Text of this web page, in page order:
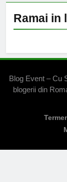
Ramai in
Blog Event – Cu
blogerii din